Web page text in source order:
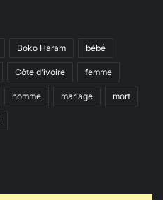
Boko Haram bébé
Côte d'ivoire femme
homme mariage mort